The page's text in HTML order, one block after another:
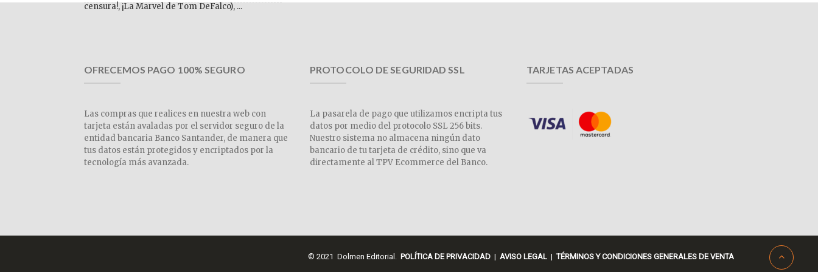
censura!, ¡La Marvel de Tom DeFalco), ...
OFRECEMOS PAGO 100% SEGURO
Las compras que realices en nuestra web con
tarjeta están avaladas por el servidor seguro de la
entidad bancaria Banco Santander, de manera que
tus datos están protegidos y encriptados por la
tecnología más avanzada.
PROTOCOLO DE SEGURIDAD SSL
La pasarela de pago que utilizamos encripta tus
datos por medio del protocolo SSL 256 bits.
Nuestro sistema no almacena ningún dato
bancario de tu tarjeta de crédito, sino que va
directamente al TPV Ecommerce del Banco.
TARJETAS ACEPTADAS
© 2021 Dolmen Editorial. POLÍTICA DE PRIVACIDAD | AVISO LEGAL |TÉRMINOS Y CONDICIONES GENERALES DE VENTA